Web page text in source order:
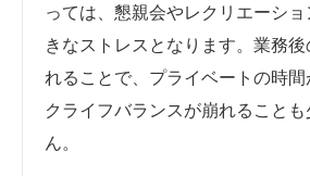
っては、懇親会やレクリエーシ
きなストレスとなります。業務
れることで、プライベートの時
クライフバランスが崩れること
ん。